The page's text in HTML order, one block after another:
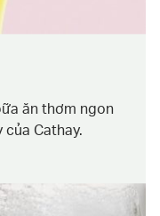
ăn thơm ngon
Cathay.